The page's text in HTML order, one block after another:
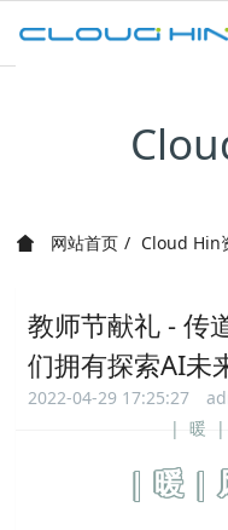
网站首页 Cloud Hin
教师节献礼 - 传
们拥有探索AI未
2022-04-29 17:25:27
|暖
|暖|